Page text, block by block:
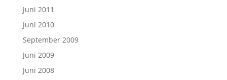
Juni 2011
Juni 2010
September 2009
Juni 2009
Juni 2008